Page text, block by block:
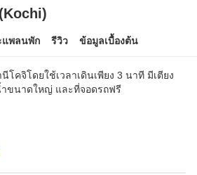
แพลนพัก รีวิว ข้อมูลเบื้องต้น
โคจิโดยใช้เวลาเดินเพียง 3 นาที มีเตียง
ขนาดใหญ่ และที่จอดรถฟรี